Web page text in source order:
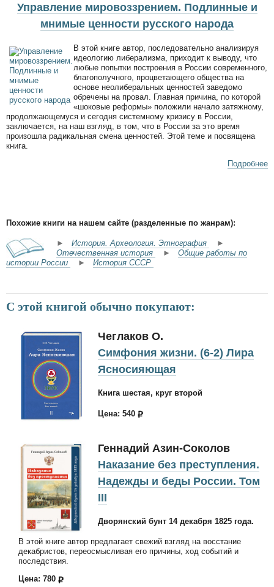
Управление мировоззрением. Подлинные и
мнимые ценности русского народа
В этой книге автор, последовательно анализируя
идеологию либерализма, приходит к выводу, что
любые попытки построения в России современного,
благополучного, процветающего общества на
основе неолиберальных ценностей заведомо
обречены на провал. Главная причина, по которой
«шоковые реформы» положили начало затяжному,
продолжающемуся и сегодня системному кризису в России,
заключается, на наш взгляд, в том, что в России за это время
произошла радикальная смена ценностей. Этой теме и посвящена
книга.
Подробнее
Похожие книги на нашем сайте (разделенные по жанрам):
► История. Археология. Этнография
►
Отечественная история
► Общие работы по
истории России
► История СССР
С этой книгой обычно покупают:
Чеглаков О.
Симфония жизни. (6-2) Лира
Ясносияющая
Книга шестая, круг второй
Цена: 540
Геннадий Азин-Соколов
Наказание без преступления.
Надежды и беды России. Том
III
Дворянский бунт 14 декабря 1825 года.
В этой книге автор предлагает свежий взгляд на восстание
декабристов, переосмысливая его причины, ход событий и
последствия.
Цена: 780